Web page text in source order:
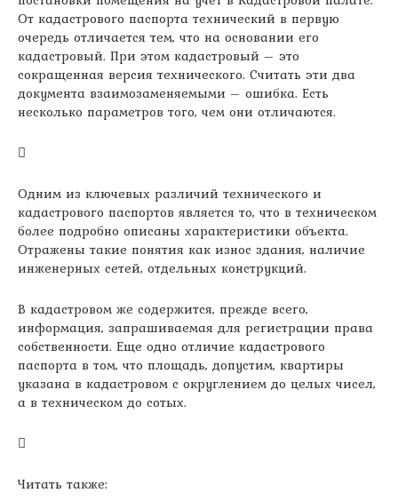
От кадастрового паспорта технический в первую
очередь отличается тем, что на основании его
кадастровый. При этом кадастровый – это
сокращенная версия технического. Считать эти два
документа взаимозаменяемыми – ошибка. Есть
несколько параметров того, чем они отличаются.
Одним из ключевых различий технического и
кадастрового паспортов является то, что в техническом
более подробно описаны характеристики объекта.
Отражены такие понятия как износ здания, наличие
инженерных сетей, отдельных конструкций.
В кадастровом же содержится, прежде всего,
информация, запрашиваемая для регистрации права
собственности. Еще одно отличие кадастрового
паспорта в том, что площадь, допустим, квартиры
указана в кадастровом с округлением до целых чисел,
а в техническом до сотых.
Читать также: